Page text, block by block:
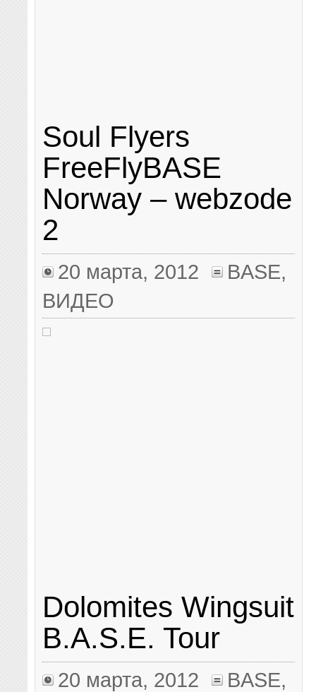
Soul Flyers
FreeFlyBASE
Norway – webzode
2
20 марта, 2012 BASE,
ВИДЕО
Dolomites Wingsuit
B.A.S.E. Tour
20 марта, 2012 BASE,